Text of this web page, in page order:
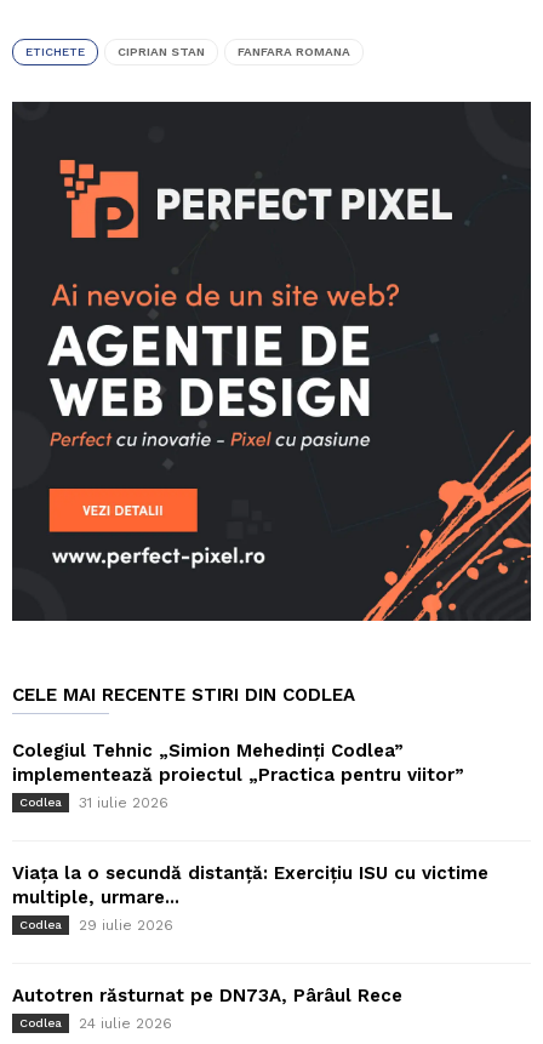
ETICHETE CIPRIAN STAN FANFARA ROMANA
CELE MAI RECENTE STIRI DIN CODLEA
Colegiul Tehnic „Simion Mehedinți Codlea”
implementează proiectul „Practica pentru viitor”
Codlea 31 iulie 2026
Viața la o secundă distanță: Exercițiu ISU cu victime
multiple, urmare...
Codlea 29 iulie 2026
Autotren răsturnat pe DN73A, Pârâul Rece
Codlea 24 iulie 2026